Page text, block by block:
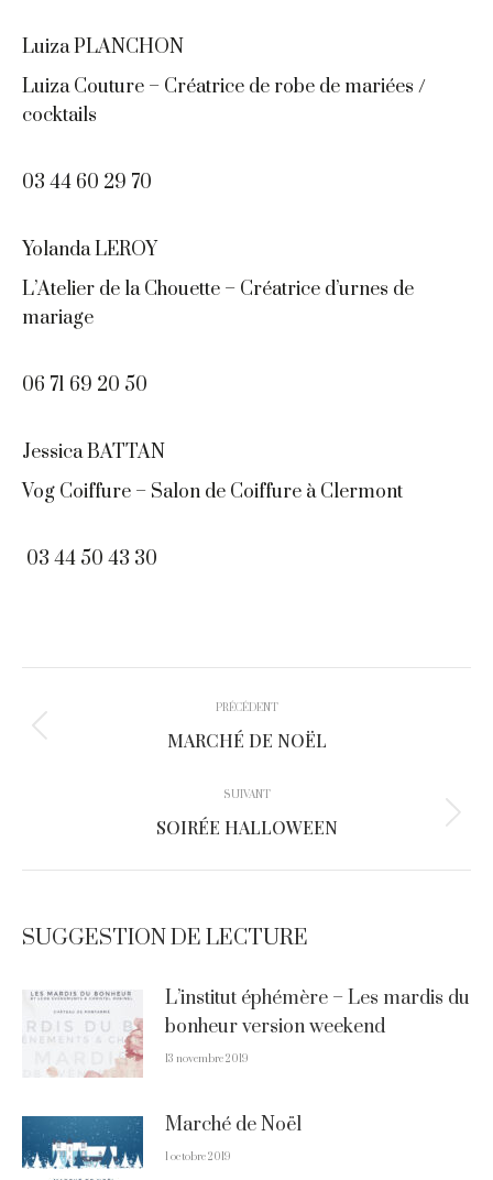
Luiza PLANCHON
Luiza Couture – Créatrice de robe de mariées /
cocktails
03 44 60 29 70
Yolanda LEROY
L’Atelier de la Chouette – Créatrice d’urnes de
mariage
06 71 69 20 50
Jessica BATTAN
Vog Coiffure – Salon de Coiffure à Clermont
03 44 50 43 30
article
PRÉCÉDENT
Article
:
MARCHÉ DE NOËL
SUIVANT
Article
SOIRÉE HALLOWEEN
SUGGESTION DE LECTURE
L’institut éphémère – Les mardis du
bonheur version weekend
13 novembre 2019
Marché de Noël
1 octobre 2019